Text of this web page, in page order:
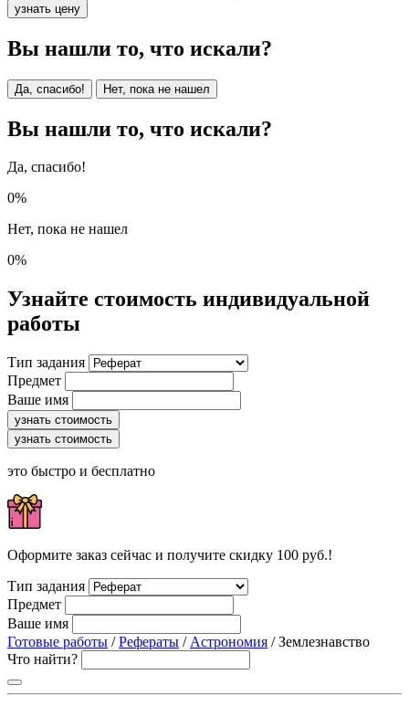
узнать цену
Вы нашли то, что искали?
Да, спасибо! Нет, пока не нашел
Вы нашли то, что искали?
Да, спасибо!
0%
Нет, пока не нашел
0%
Узнайте стоимость индивидуальной
работы
Тип задания
Предмет
Ваше имя
узнать стоимость
узнать стоимость
это быстро и бесплатно
Оформите заказ сейчас и получите скидку 100 руб.!
Тип задания
Предмет
Ваше имя
Готовые работы /Рефераты / Астрономия / Землезнавство
Что найти?